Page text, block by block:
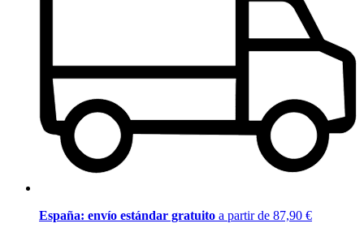
España: envío estándar gratuito a partir de 87,90 €